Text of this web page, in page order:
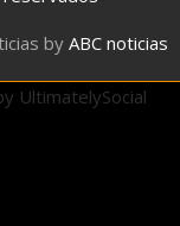
by ABC noticias
UltimatelySocial